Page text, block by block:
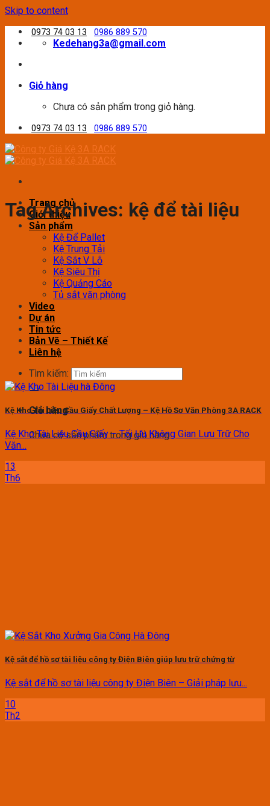
Skip to content
0973 74 03 13 0986 889 570
Kedehang3a@gmail.com
Giỏ hàng
Chưa có sản phẩm trong giỏ hàng.
0973 74 03 13 0986 889 570
Trang chủ
Giới thiệu
Sản phẩm
Kệ Để Pallet
Kệ Trung Tải
Kệ Sắt V Lỗ
Kệ Siêu Thị
Kệ Quảng Cáo
Tủ sắt văn phòng
Video
Dự án
Tin tức
Bản Vẽ – Thiết Kế
Liên hệ
Tìm kiếm:
Giỏ hàng
Chưa có sản phẩm trong giỏ hàng.
Tag Archives: kệ để tài liệu
Kệ Kho Tài Liệu Cầu Giấy Chất Lượng – Kệ Hồ Sơ Văn Phòng 3A RACK
Kệ Kho Tài Liệu Cầu Giấy – Tối Ưu Không Gian Lưu Trữ Cho
Văn...
13
Th6
Kệ sắt để hồ sơ tài liệu công ty Điện Biên giúp lưu trữ chứng từ
Kệ sắt để hồ sơ tài liệu công ty Điện Biên – Giải pháp lưu...
10
Th2